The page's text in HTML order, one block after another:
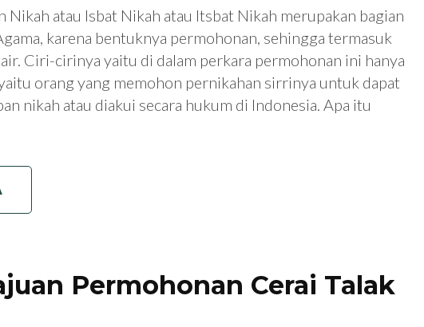
Nikah atau Isbat Nikah atau Itsbat Nikah merupakan bagian
karena bentuknya permohonan, sehingga termasuk
Ciri-cirinya yaitu di dalam perkara permohonan ini hanya
orang yang memohon pernikahan sirrinya untuk dapat
nikah atau diakui secara hukum di Indonesia. Apa itu
Permohonan Cerai Talak